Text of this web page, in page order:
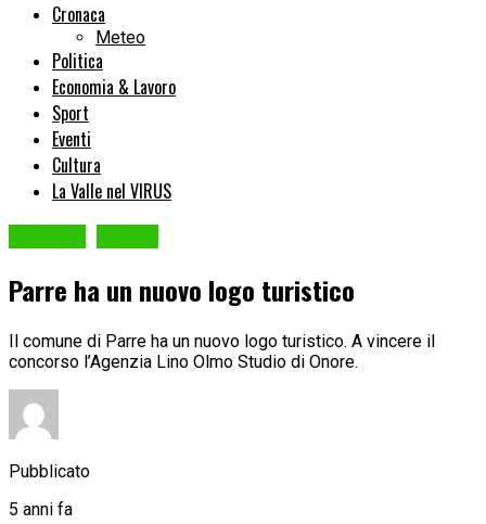
Cronaca
Meteo
Politica
Economia & Lavoro
Sport
Eventi
Cultura
La Valle nel VIRUS
Parre ha un nuovo logo turistico
Il comune di Parre ha un nuovo logo turistico. A vincere il
concorso l’Agenzia Lino Olmo Studio di Onore.
Pubblicato
5 anni fa